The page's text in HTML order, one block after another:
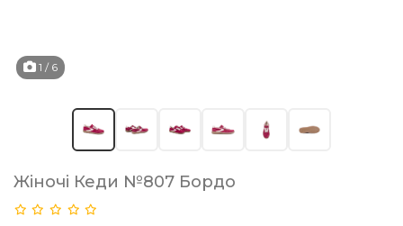
1 / 6
Жіночі Кеди №807 Бордо